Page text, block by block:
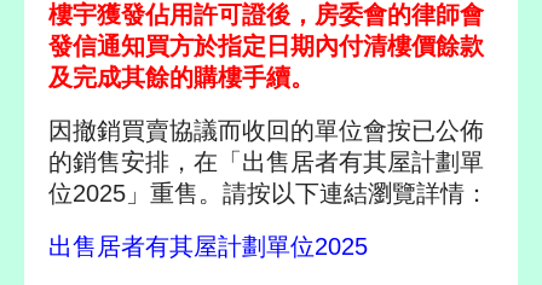
樓宇獲發佔用許可證後，房委會的律師會
發信通知買方於指定日期內付清樓價餘款
及完成其餘的購樓手續。
因撤銷買賣協議而收回的單位會按已公佈
的銷售安排，在「出售居者有其屋計劃單
位2025」重售。請按以下連結瀏覽詳情：
出售居者有其屋計劃單位2025